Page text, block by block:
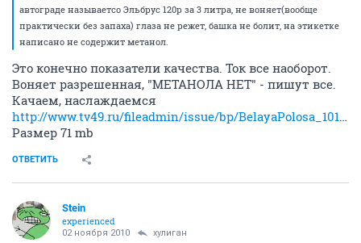
автограде называетсо Эльбрус 120р за 3 литра, не воняет(вообще
практически без запаха) глаза не режет, башка не болит, на этикетке
написано не содержит метанол.
Это конечно показатели качества. Ток все наоборот.
Воняет разрешенная, "МЕТАНОЛА НЕТ" - пишут все.
Качаем, наслаждаемся
http://www.tv49.ru/fileadmin/issue/bp/BelayaPolosa_101017.avi
Размер 71 mb
ОТВЕТИТЬ
Stein
experienced
02 ноября 2010 хулиган